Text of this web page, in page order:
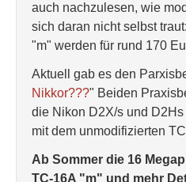
auch nachzulesen, wie
sich daran nicht selbst
"m" werden für rund 170
Aktuell gab es den
Nikkor???" Beiden
die Nikon D2X/s und
mit dem unmodifizierten
Ab Sommer die 16
TC-16A "m" und mehr